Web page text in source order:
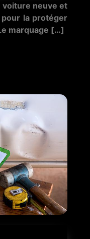
voiture neuve et
la protéger
marquage […]